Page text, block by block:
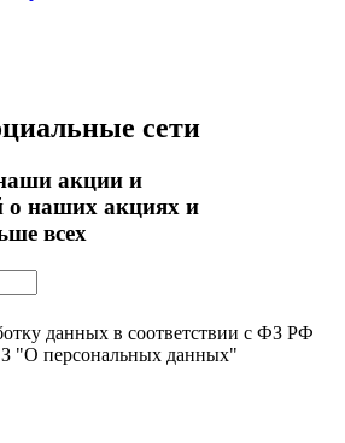
сети
акции и
о наших акциях и
всех
данных в соответствии с ФЗ РФ
"О персональных данных"